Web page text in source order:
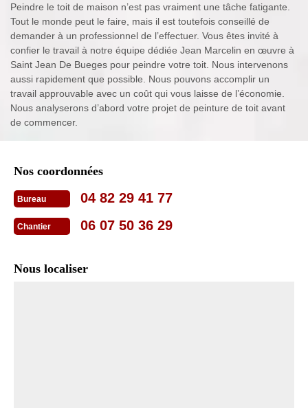
Peindre le toit de maison n’est pas vraiment une tâche fatigante.
Tout le monde peut le faire, mais il est toutefois conseillé de
demander à un professionnel de l’effectuer. Vous êtes invité à
confier le travail à notre équipe dédiée Jean Marcelin en œuvre à
Saint Jean De Bueges pour peindre votre toit. Nous intervenons
aussi rapidement que possible. Nous pouvons accomplir un
travail approuvable avec un coût qui vous laisse de l’économie.
Nous analyserons d’abord votre projet de peinture de toit avant
de commencer.
Nos coordonnées
Bureau 04 82 29 41 77
Chantier 06 07 50 36 29
Nous localiser